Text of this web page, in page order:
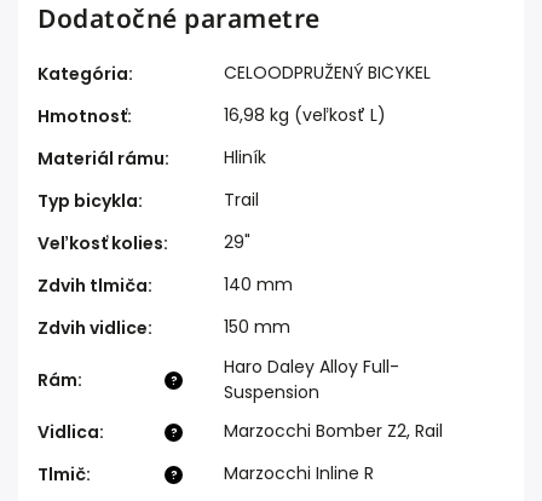
Dodatočné parametre
Kategória:
CELOODPRUŽENÝ BICYKEL
Hmotnosť:
16,98 kg (veľkosť L)
Materiál rámu:
Hliník
Typ bicykla:
Trail
Veľkosť kolies:
29"
Zdvih tlmiča:
140 mm
Zdvih vidlice: 150 mm
?
Rám:
Haro Daley Alloy Full-
Suspension
?
Vidlica: Marzocchi Bomber Z2, Rail
?
Tlmič:
Marzocchi Inline R